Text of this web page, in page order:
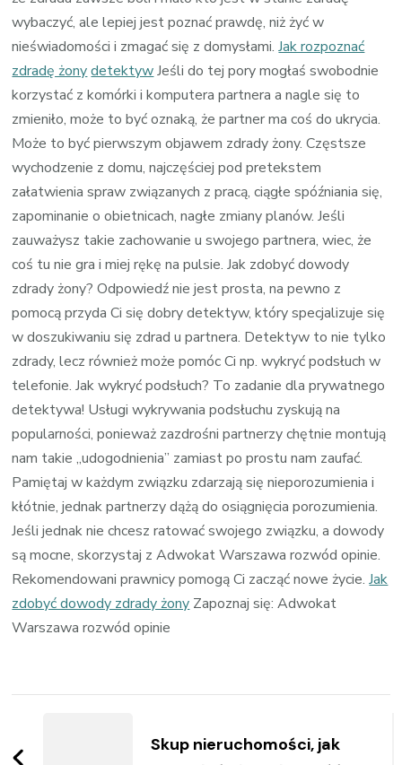
wybaczyć, ale lepiej jest poznać prawdę, niż żyć w
nieświadomości i zmagać się z domysłami.Jak rozpoznać
zdradę żony detektywJeśli do tej pory mogłaś swobodnie
korzystać z komórki i komputera partnera a nagle się to
zmieniło, może to być oznaką, że partner ma coś do ukrycia.
Może to być pierwszym objawem zdrady żony. Częstsze
wychodzenie z domu, najczęściej pod pretekstem
załatwienia spraw związanych z pracą, ciągłe spóźniania się,
zapominanie o obietnicach, nagłe zmiany planów. Jeśli
zauważysz takie zachowanie u swojego partnera, wiec, że
coś tu nie gra i miej rękę na pulsie. Jak zdobyć dowody
zdrady żony? Odpowiedź nie jest prosta, na pewno z
pomocą przyda Ci się dobry detektyw, który specjalizuje się
w doszukiwaniu się zdrad u partnera. Detektyw to nie tylko
zdrady, lecz również może pomóc Ci np. wykryć podsłuch w
telefonie. Jak wykryć podsłuch? To zadanie dla prywatnego
detektywa! Usługi wykrywania podsłuchu zyskują na
popularności, ponieważ zazdrośni partnerzy chętnie montują
nam takie „udogodnienia” zamiast po prostu nam zaufać.
Pamiętaj w każdym związku zdarzają się nieporozumienia i
kłótnie, jednak partnerzy dążą do osiągnięcia porozumienia.
Jeśli jednak nie chcesz ratować swojego związku, a dowody
są mocne, skorzystaj z Adwokat Warszawa rozwód opinie.
Rekomendowani prawnicy pomogą Ci zacząć nowe życie.Jak
zdobyć dowody zdrady żony Zapoznaj się: Adwokat
Warszawa rozwód opinie
wpisy
Skup nieruchomości, jak